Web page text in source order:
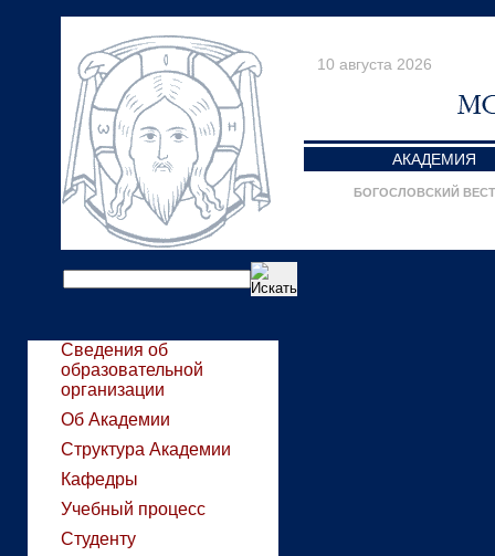
10 августа 2026
АКАДЕМИЯ
БОГОСЛОВСКИЙ
Сведения об
образовательной
организации
Об Академии
Структура Академии
Кафедры
Учебный процесс
Студенту